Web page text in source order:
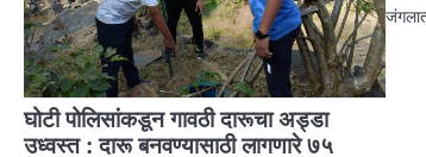
घोटी पोलिसांकडून गावठी दारूचा अड्डा
उध्वस्त : दारू बनवण्यासाठी लागणारे ७५